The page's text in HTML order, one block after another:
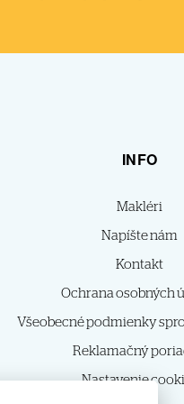
INFO
Makléri
Napíšte nám
Kontakt
Ochrana osobných
Všeobecné podmienky
Reklamačný
Nastavenie